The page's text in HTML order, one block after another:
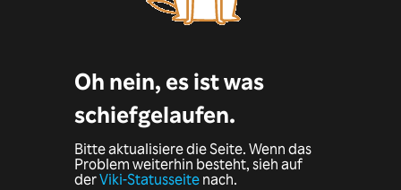
Oh nein, es ist was
schiefgelaufen.
Bitte aktualisiere die Seite. Wenn das
Problem weiterhin besteht, sieh auf
derViki-Statusseitenach.